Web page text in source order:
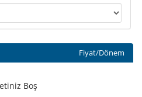
Fiyat/Dönem
Boş